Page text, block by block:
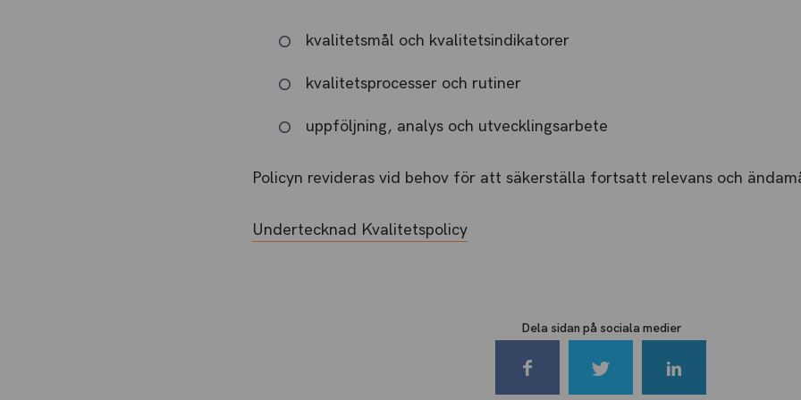
kvalitetsmål och kvalitetsindikatorer
kvalitetsprocesser och rutiner
uppföljning, analys och utvecklingsarbete
Policyn revideras vid behov för att säkerställa fortsatt relevans och
Undertecknad Kvalitetspolicy
Dela sidan på sociala medier